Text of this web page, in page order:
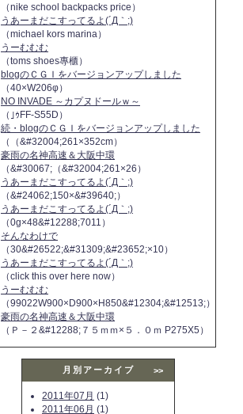
（nike school backpacks price）
うあーまだこすってるよ(´Д｀;)
（michael kors marina）
うーむむむ
（toms shoes專櫃）
blogのＣＧＩをバージョンアップしました
（40×W206φ）
NO INVADE ～カプヌドールｗ～
（｣ｩFF-S55D）
続・blogのＣＧＩをバージョンアップしました
（（&#32004;261×352cm）
豪雨の名神高速＆大阪中環
（&#30067;（&#32004;261×26）
うあーまだこすってるよ(´Д｀;)
（&#24062;150×&#39640;）
うあーまだこすってるよ(´Д｀;)
（0g×48&#12288;7011）
そんなわけで
（30&#26522;&#31309;&#23652;×10）
うあーまだこすってるよ(´Д｀;)
（click this over here now）
うーむむむ
（99022W900×D900×H850&#12304;&#12513;）
豪雨の名神高速＆大阪中環
（Ｐ－２&#12288;７５ｍｍ×５．０ｍ P275X5）
月別アーカイブ >>
2011年07月 (1)
2011年06月 (1)